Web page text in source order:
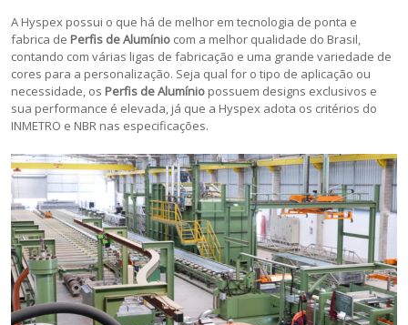
A Hyspex possui o que há de melhor em tecnologia de ponta e
fabrica de Perfis de Alumínio com a melhor qualidade do Brasil,
contando com várias ligas de fabricação e uma grande variedade de
cores para a personalização. Seja qual for o tipo de aplicação ou
necessidade, os Perfis de Alumínio possuem designs exclusivos e
sua performance é elevada, já que a Hyspex adota os critérios do
INMETRO e NBR nas especificações.